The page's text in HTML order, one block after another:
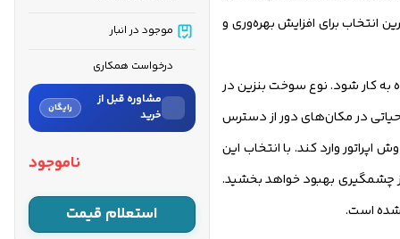
انتخاب برای افزایش بهره‌وری و
به کار شود. نوع سوخت بنزین در
حیاتی در مکان‌های دور از دسترس
چشمگیری بهبود خواهد بخشید.
شده است.
موجود در انبار
درخواست همکاری
مشاوره قبل از
خرید
رایگان
نام خانوادگی
ناموجود
استعلام قیمت